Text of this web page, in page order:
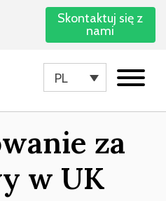
Skontaktuj się z
nami
PL
za
w UK